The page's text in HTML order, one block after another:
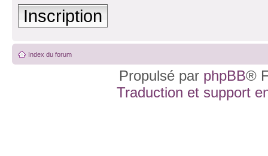
Inscription
Index du forum
Propulsé par phpBB®
Traduction et support